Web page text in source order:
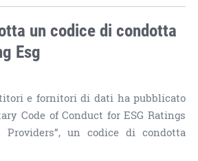
un codice di condotta
Esg
e fornitori di dati ha pubblicato
Code of Conduct for ESG Ratings
Providers”, un codice di condotta